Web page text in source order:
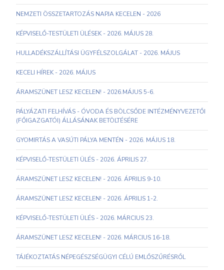
NEMZETI ÖSSZETARTOZÁS NAPJA KECELEN - 2026
KÉPVISELŐ-TESTÜLETI ÜLÉSEK - 2026. MÁJUS 28.
HULLADÉKSZÁLLÍTÁSI ÜGYFÉLSZOLGÁLAT - 2026. MÁJUS
KECELI HÍREK - 2026. MÁJUS
ÁRAMSZÜNET LESZ KECELEN! - 2026.MÁJUS 5-6.
PÁLYÁZATI FELHÍVÁS - ÓVODA ÉS BÖLCSŐDE INTÉZMÉNYVEZETŐI
(FŐIGAZGATÓI) ÁLLÁSÁNAK BETÖLTÉSÉRE
GYOMIRTÁS A VASÚTI PÁLYA MENTÉN - 2026. MÁJUS 18.
KÉPVISELŐ-TESTÜLETI ÜLÉS - 2026. ÁPRILIS 27.
ÁRAMSZÜNET LESZ KECELEN! - 2026. ÁPRILIS 9-10.
ÁRAMSZÜNET LESZ KECELEN! - 2026. ÁPRILIS 1-2.
KÉPVISELŐ-TESTÜLETI ÜLÉS - 2026. MÁRCIUS 23.
ÁRAMSZÜNET LESZ KECELEN! - 2026. MÁRCIUS 16-18.
TÁJÉKOZTATÁS NÉPEGÉSZSÉGÜGYI CÉLÚ EMLŐSZŰRÉSRŐL